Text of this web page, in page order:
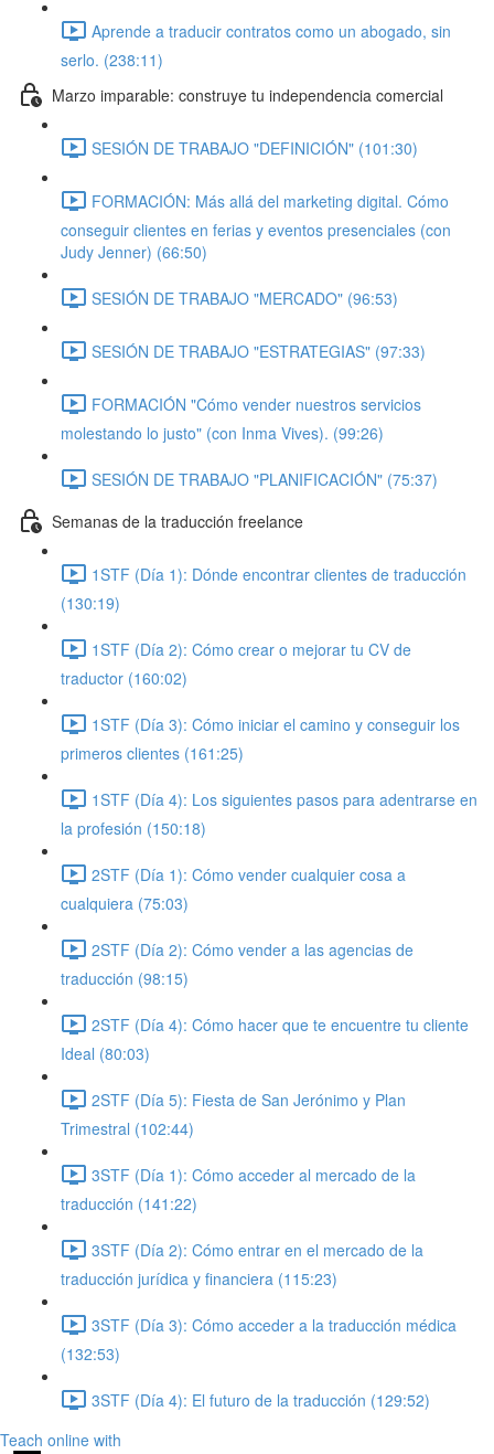
Aprende a traducir contratos como un abogado, sin
serlo. (238:11)
Marzo imparable: construye tu independencia comercial
SESIÓN DE TRABAJO "DEFINICIÓN" (101:30)
FORMACIÓN: Más allá del marketing digital. Cómo
conseguir clientes en ferias y eventos presenciales (con
Judy Jenner) (66:50)
SESIÓN DE TRABAJO "MERCADO" (96:53)
SESIÓN DE TRABAJO "ESTRATEGIAS" (97:33)
FORMACIÓN "Cómo vender nuestros servicios
molestando lo justo" (con Inma Vives). (99:26)
SESIÓN DE TRABAJO "PLANIFICACIÓN" (75:37)
Semanas de la traducción freelance
1STF (Día 1): Dónde encontrar clientes de traducción
(130:19)
1STF (Día 2): Cómo crear o mejorar tu CV de
traductor (160:02)
1STF (Día 3): Cómo iniciar el camino y conseguir los
primeros clientes (161:25)
1STF (Día 4): Los siguientes pasos para adentrarse en
la profesión (150:18)
2STF (Día 1): Cómo vender cualquier cosa a
cualquiera (75:03)
2STF (Día 2): Cómo vender a las agencias de
traducción (98:15)
2STF (Día 4): Cómo hacer que te encuentre tu cliente
Ideal (80:03)
2STF (Día 5): Fiesta de San Jerónimo y Plan
Trimestral (102:44)
3STF (Día 1): Cómo acceder al mercado de la
traducción (141:22)
3STF (Día 2): Cómo entrar en el mercado de la
traducción jurídica y financiera (115:23)
3STF (Día 3): Cómo acceder a la traducción médica
(132:53)
3STF (Día 4): El futuro de la traducción (129:52)
Teach online with